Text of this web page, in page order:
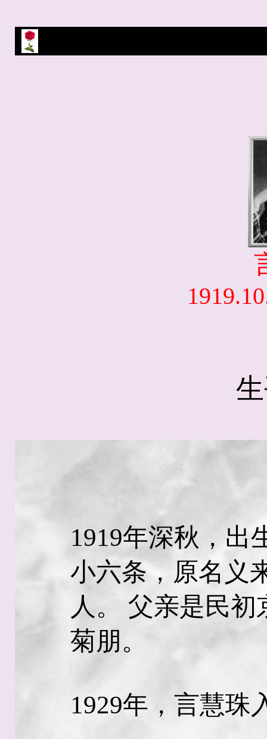
1919年深秋，出
小六条，原名义
人。 父亲是民
菊朋。
1929年，言慧珠